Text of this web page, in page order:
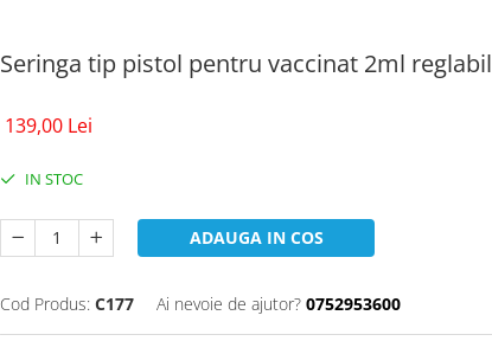
Seringa tip pistol pentru vaccinat 2ml reglabil
139,00 Lei
IN STOC
ADAUGA IN COS
Cod Produs: C177 Ai nevoie de ajutor? 0752953600